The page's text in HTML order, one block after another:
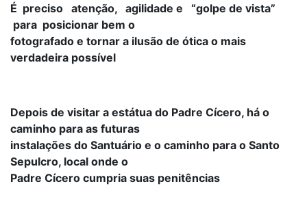
É preciso atenção, agilidade e “golpe de vista”
para posicionar bem o
fotografado e tornar a ilusão de ótica o mais
verdadeira possível
Depois de visitar a estátua do Padre Cícero, há o
caminho para as futuras
instalações do Santuário e o caminho para o Santo
Sepulcro, local onde o
Padre Cícero cumpria suas penitências